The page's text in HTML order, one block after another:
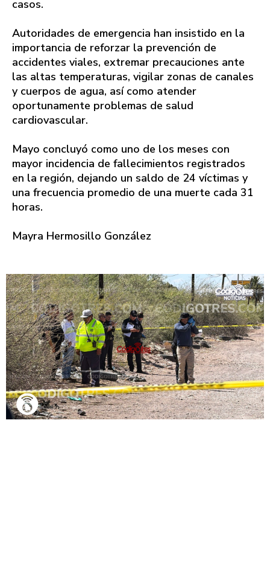
casos.
Autoridades de emergencia han insistido en la
importancia de reforzar la prevención de
accidentes viales, extremar precauciones ante
las altas temperaturas, vigilar zonas de canales
y cuerpos de agua, así como atender
oportunamente problemas de salud
cardiovascular.
Mayo concluyó como uno de los meses con
mayor incidencia de fallecimientos registrados
en la región, dejando un saldo de 24 víctimas y
una frecuencia promedio de una muerte cada 31
horas.
Mayra Hermosillo González